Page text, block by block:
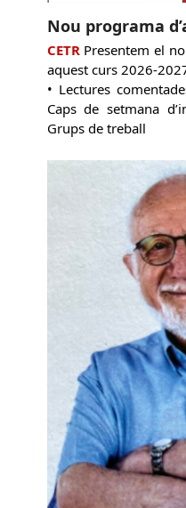
Nou programa
CETR Presentem el
aquest curs 2026-
• Lectures
Caps de setmana
Grups de treball